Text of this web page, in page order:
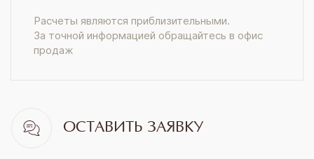
Расчеты являются приблизительными.
За точной информацией обращайтесь в офис
продаж
ОСТАВИТЬ ЗАЯВКУ